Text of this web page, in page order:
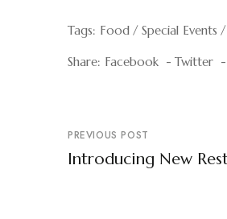
Tags: Food Special Events
Share: Facebook Twitter
PREVIOUS POST
Introducing New